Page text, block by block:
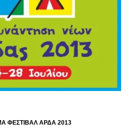
ΦΕΣΤΙΒΑΛ ΑΡΔΑ 2013